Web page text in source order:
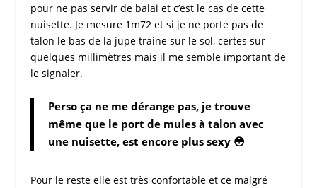
pour ne pas servir de balai et c’est le cas de cette
nuisette. Je mesure 1m72 et si je ne porte pas de
talon le bas de la jupe traine sur le sol, certes sur
quelques millimètres mais il me semble important de
le signaler.
Perso ça ne me dérange pas, je trouve
même que le port de mules à talon avec
une nuisette, est encore plus sexy 😳
Pour le reste elle est très confortable et ce malgré